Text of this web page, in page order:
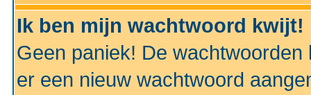
Ik ben mijn wachtwoord kwijt!
Geen paniek! De
er een nieuw wachtwoord